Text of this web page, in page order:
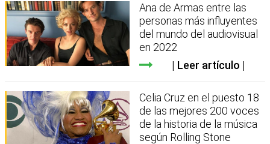
Ana de Armas entre las
personas más influyentes
del mundo del audiovisual
en 2022
Leer artículo
Celia Cruz en el puesto 18
de las mejores 200 voces
de la historia de la música
según Rolling Stone